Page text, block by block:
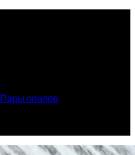
Пары опалов